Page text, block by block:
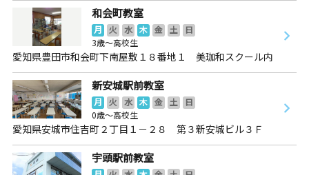
和会町教室
月 火 水 木 金 土
日
3歳～高校生
愛知県豊田市和会町下南屋敷１８番地１ 美珈和スクール内
新安城駅前教室
月 火 水 木 金 土
日
0歳～高校生
愛知県安城市住吉町２丁目１－２８ 第３新安城ビル３Ｆ
宇頭駅前教室